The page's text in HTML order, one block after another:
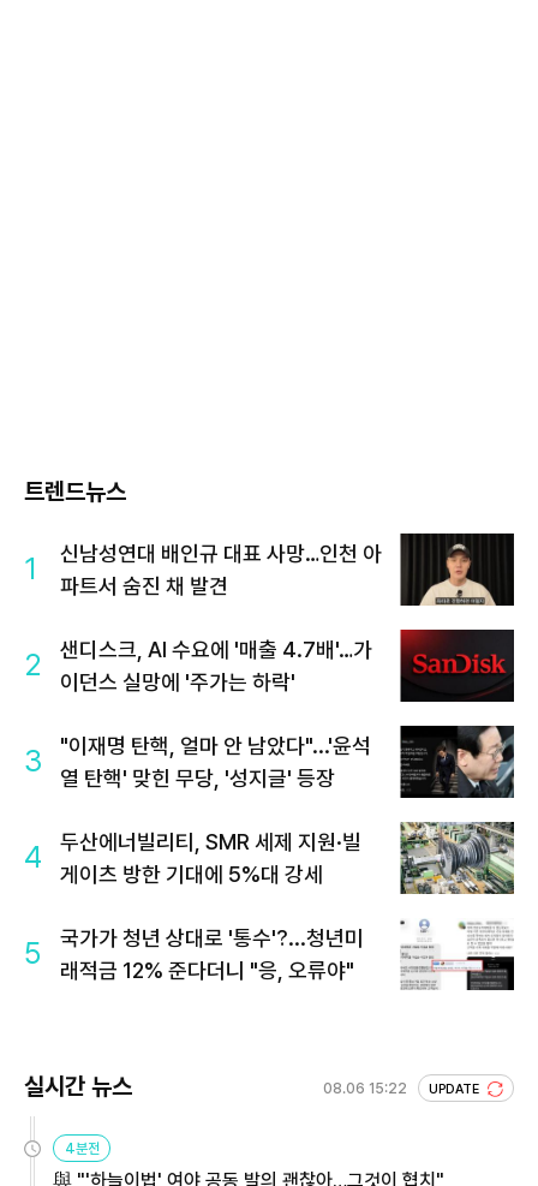
트렌드뉴스
1
신남성연대 배인규 대표 사망…인천 아
파트서 숨진 채 발견
2
샌디스크, AI 수요에 '매출 4.7배'…가
이던스 실망에 '주가는 하락'
3
"이재명 탄핵, 얼마 안 남았다"...'윤석
열 탄핵' 맞힌 무당, '성지글' 등장
4
두산에너빌리티, SMR 세제 지원·빌
게이츠 방한 기대에 5%대 강세
5
국가가 청년 상대로 '통수'?...청년미
래적금 12% 준다더니 "응, 오류야"
실시간 뉴스 08.06 15:22 UPDATE
4분전
與 "'하늘이법' 여야 공동 발의 괜찮아…그것이 협치"